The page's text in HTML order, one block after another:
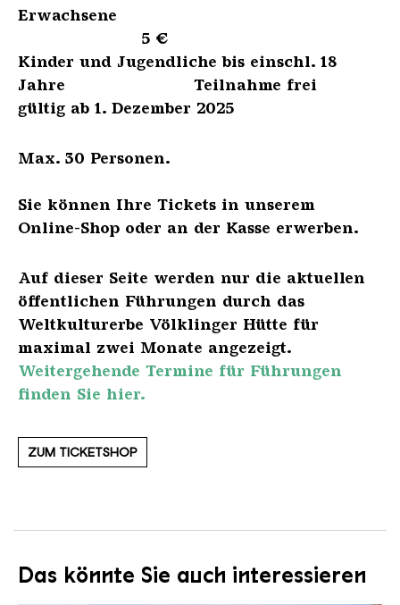
Erwachsene
5 €
Kinder und Jugendliche bis einschl. 18
Jahre Teilnahme frei
gültig ab 1. Dezember 2025
Max. 30 Personen.
Sie können Ihre Tickets in unserem
Online-Shop oder an der Kasse erwerben.
Auf dieser Seite werden nur die aktuellen
öffentlichen Führungen durch das
Weltkulturerbe Völklinger Hütte für
maximal zwei Monate angezeigt.
Weitergehende Termine für Führungen
finden Sie hier.
ZUM TICKETSHOP
Das könnte Sie auch interessieren